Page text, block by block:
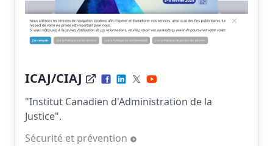
ICAJ/CIAJ
"Institut Canadien d'Administration de la
Justice".
Sécurité et prévention